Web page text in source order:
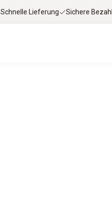
Schnelle Lieferung Sichere